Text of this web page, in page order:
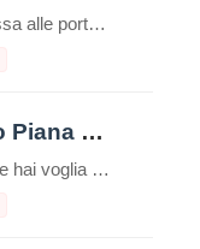
Quando l’estate bussa alle porte e il caldo si fa sentire, la ricerca di un luogo dove rinfrescarsi e divertirsi diventa prioritaria. A Latina, la risposta è chiara: il Miami Beach Acquapark Latina rappresenta un’oasi di svago e adrenalina, ideale per famiglie, gruppi di amici e chiunque voglia trascorrere una giornata indimenticabile tra scivoli, piscine […]
Museo Storico Piana delle Orme
Se ti trovi nel Lazio e hai voglia di fare un salto indietro nel tempo, il Museo Storico Piana delle Orme è una tappa davvero imperdibile. Un museo unico nel suo genere, perfetto per una gita fuori porta, adatto a famiglie, appassionati di storia, scuole e curiosi di ogni età. A pochi chilometri da Latina, […]